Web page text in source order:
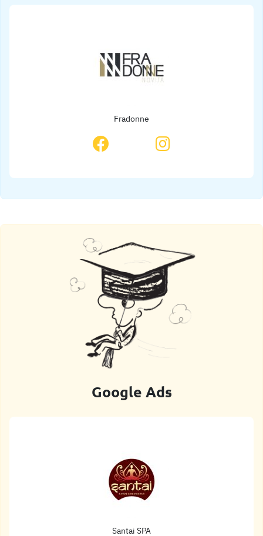
Fradonne
Google Ads
Santai SPA